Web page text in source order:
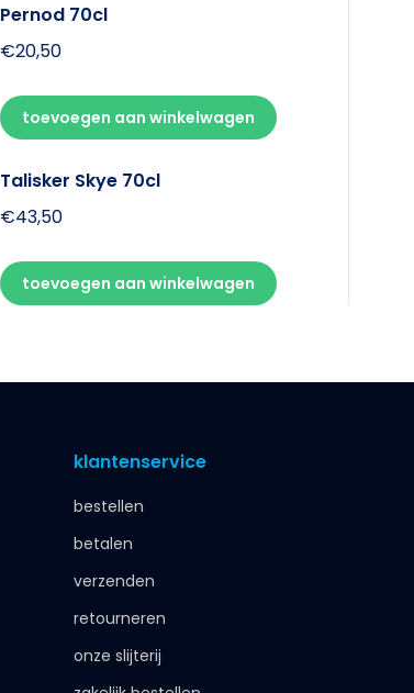
Pernod 70cl
€20,50
toevoegen aan winkelwagen
Talisker Skye 70cl
€43,50
toevoegen aan winkelwagen
klantenservice
bestellen
betalen
verzenden
retourneren
onze slijterij